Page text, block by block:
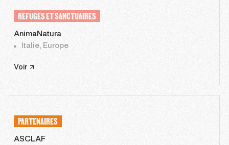
REFUGES ET SANCTUAIRES
AnimaNatura
Italie, Europe
Voir
PARTENAIRES
ASCLAF